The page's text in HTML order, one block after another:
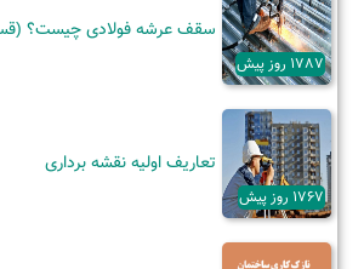
1787 روز پیش
سقف عرشه فولادی چیست؟
1767 روز پیش
تعاریف اولیه نقشه برداری